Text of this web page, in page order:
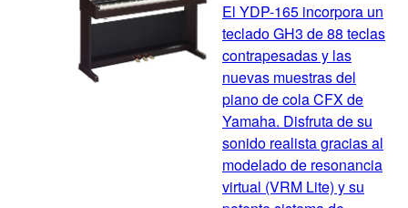
El YDP-165 incorpora un
teclado GH3 de 88 teclas
contrapesadas y las
nuevas muestras del
piano de cola CFX de
Yamaha. Disfruta de su
sonido realista gracias al
modelado de resonancia
virtual (VRM Lite) y su